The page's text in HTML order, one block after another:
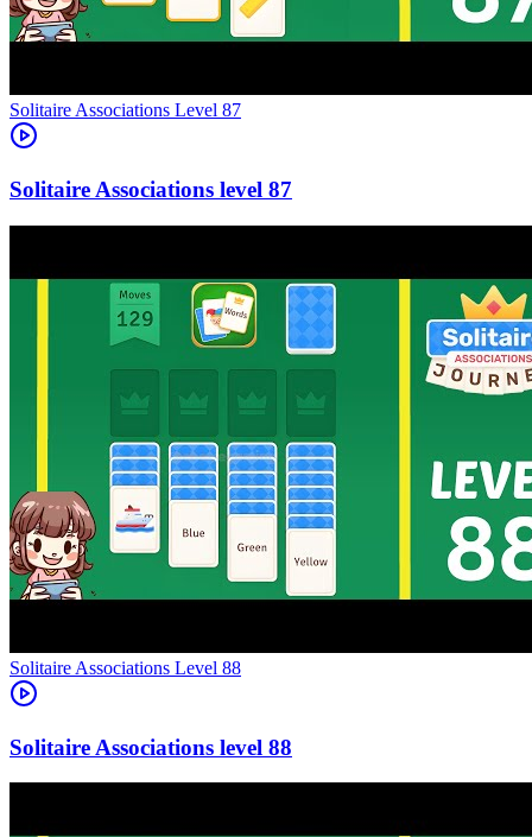
Level 87
87
Level 88
88